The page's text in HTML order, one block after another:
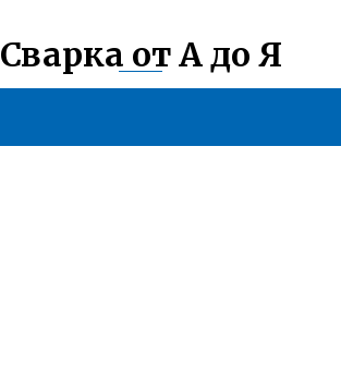
Сварка от А до Я